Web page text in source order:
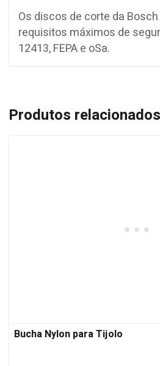
Os discos de corte da
requisitos máximos de
12413, FEPA e oSa.
Produtos relacionados
Bucha Nylon para Tijolo